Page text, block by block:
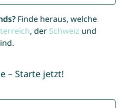
Finde heraus, welche
, der Schweiz und
– Starte jetzt!